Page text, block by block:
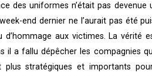
des uniformes n’était pas
end dernier ne l’aurait pas été
d’hommage aux victimes. La vérité
il a fallu dépêcher les compagnies
plus stratégiques et importants